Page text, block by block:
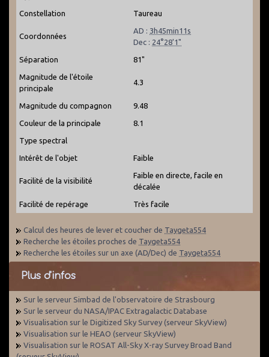
Constellation Taureau
Coordonnées
AD : 3h45min11s
Dec : 24°28'1"
Séparation 81"
Magnitude de l'étoile
principale
4.3
Magnitude du compagnon 9.48
Couleur de la principale 8.1
Type spectral
Intérêt de l'objet Faible
Facilité de la visibilité
Faible en directe, facile en
décalée
Facilité de repérage Très facile
Calcul des heures de lever et coucher de Taygeta554
Recherche les étoiles proches de Taygeta554
Recherche les étoiles sur un axe (AD/Dec) de Taygeta554
Plus d'infos
Sur le serveur Simbad de l'observatoire de Strasbourg
Sur le serveur du NASA/IPAC Extragalactic Database
Visualisation sur le Digitized Sky Survey (serveur SkyView)
Visualisation sur le HEAO (serveur SkyView)
Visualisation sur le ROSAT All-Sky X-ray Survey Broad Band